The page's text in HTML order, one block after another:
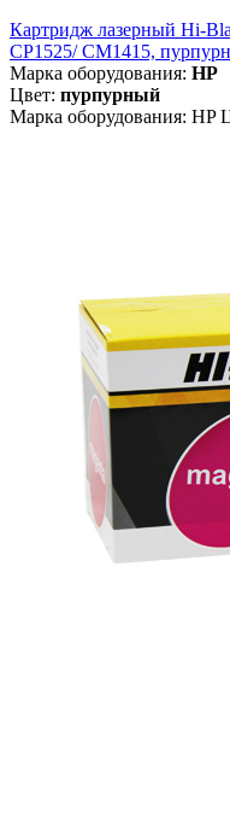
Картридж лазерный Hi-
CP1525/ CM1415,
Марка оборудования: HP
Цвет: пурпурный
Марка оборудования: HP